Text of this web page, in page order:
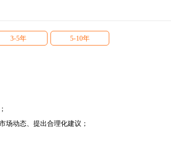
3-5年 5-10年
场动态、提出合理化建议；